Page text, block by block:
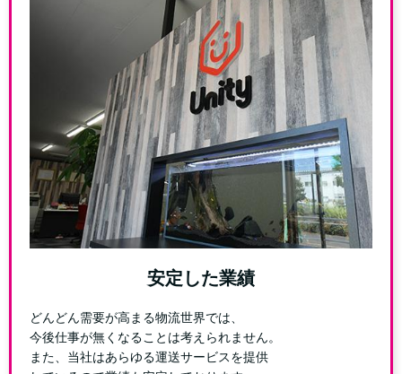
安定した業績
どんどん需要が高まる物流世界では、
今後仕事が無くなることは考えられません。
また、当社はあらゆる運送サービスを提供